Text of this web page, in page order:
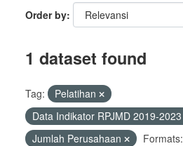
Order by
1 dataset found
Tag:
Pelatihan
Data Indikator RPJMD 2019-2023
Jumlah Perusahaan
Formats: